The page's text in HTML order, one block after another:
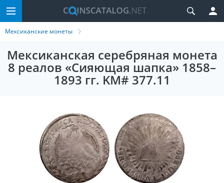
Мексиканские монеты
Мексиканская серебряная монета
8 реалов «Сияющая шапка» 1858–
1893 гг. KM# 377.11